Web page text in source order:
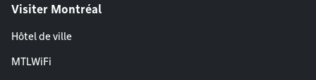
Visiter Montréal
Hôtel de ville
MTLWiFi